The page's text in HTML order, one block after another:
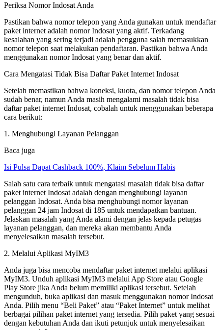
Periksa Nomor Indosat Anda
Pastikan bahwa nomor telepon yang Anda gunakan untuk mendaftar
paket internet adalah nomor Indosat yang aktif. Terkadang
kesalahan yang sering terjadi adalah pengguna salah memasukkan
nomor telepon saat melakukan pendaftaran. Pastikan bahwa Anda
menggunakan nomor Indosat yang benar dan aktif.
Cara Mengatasi Tidak Bisa Daftar Paket Internet Indosat
Setelah memastikan bahwa koneksi, kuota, dan nomor telepon Anda
sudah benar, namun Anda masih mengalami masalah tidak bisa
daftar paket internet Indosat, cobalah untuk menggunakan beberapa
cara berikut:
1. Menghubungi Layanan Pelanggan
Baca juga
Isi Pulsa Dapat Cashback 100%, Klaim Sebelum Habis
Salah satu cara terbaik untuk mengatasi masalah tidak bisa daftar
paket internet Indosat adalah dengan menghubungi layanan
pelanggan Indosat. Anda bisa menghubungi nomor layanan
pelanggan 24 jam Indosat di 185 untuk mendapatkan bantuan.
Jelaskan masalah yang Anda alami dengan jelas kepada petugas
layanan pelanggan, dan mereka akan membantu Anda
menyelesaikan masalah tersebut.
2. Melalui Aplikasi MyIM3
Anda juga bisa mencoba mendaftar paket internet melalui aplikasi
MyIM3. Unduh aplikasi MyIM3 melalui App Store atau Google
Play Store jika Anda belum memiliki aplikasi tersebut. Setelah
mengunduh, buka aplikasi dan masuk menggunakan nomor Indosat
Anda. Pilih menu “Beli Paket” atau “Paket Internet” untuk melihat
berbagai pilihan paket internet yang tersedia. Pilih paket yang sesuai
dengan kebutuhan Anda dan ikuti petunjuk untuk menyelesaikan